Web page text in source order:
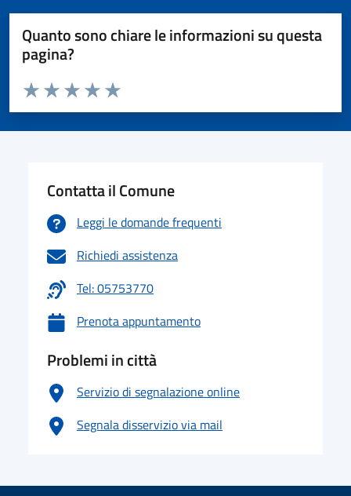
Quanto sono chiare le informazioni su questa
pagina?
Valuta da 1 a 5 stelle la pagina
Valuta 5 stelle su 5
Valuta 4 stelle su 5
Valuta 3 stelle su 5
Valuta 2 stelle su 5
Valuta 1 stelle su 5
Contatta il Comune
Leggi le domande frequenti
Richiedi assistenza
Tel: 05753770
Prenota appuntamento
Problemi in città
Servizio di segnalazione online
Segnala disservizio via mail